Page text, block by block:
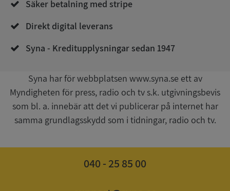
Säker betalning med stripe
Direkt digital leverans
Syna - Kreditupplysningar sedan 1947
Syna har för webbplatsen www.syna.se ett av
Myndigheten för press, radio och tv s.k. utgivningsbevis
som bl. a. innebär att det vi publicerar på internet har
samma grundlagsskydd som i tidningar, radio och tv.
040 - 25 85 00
Namn
__RequestVerificationToken
Microsoft
Corporation